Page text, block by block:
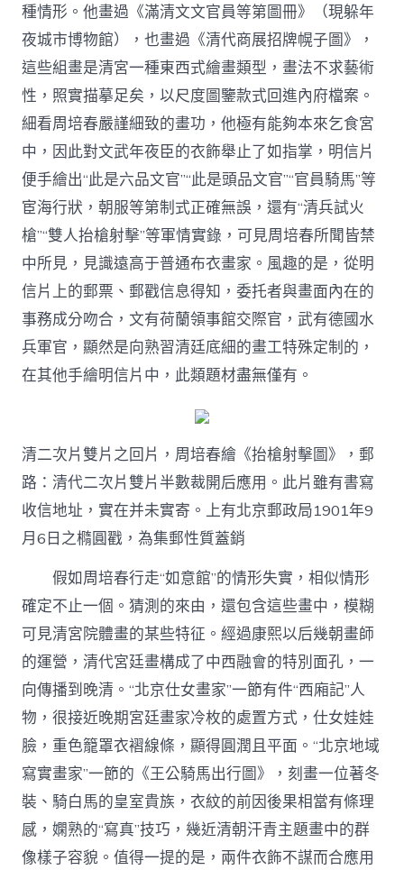
種情形。他畫過《滿清文文官員等第圖冊》（現躲年
夜城市博物館），也畫過《清代商展招牌幌子圖》，
這些組畫是清宮一種東西式繪畫類型，畫法不求藝術
性，照實描摹足矣，以尺度圖鑒款式回進內府檔案。
細看周培春嚴謹細致的畫功，他極有能夠本來乞食宮
中，因此對文武年夜臣的衣飾舉止了如指掌，明信片
便手繪出“此是六品文官”“此是頭品文官”“官員騎馬”等
宦海行狀，朝服等第制式正確無誤，還有“清兵試火
槍”“雙人抬槍射擊”等軍情實錄，可見周培春所聞皆禁
中所見，見識遠高于普通布衣畫家。風趣的是，從明
信片上的郵票、郵戳信息得知，委托者與畫面內在的
事務成分吻合，文有荷蘭領事館交際官，武有德國水
兵軍官，顯然是向熟習清廷底細的畫工特殊定制的，
在其他手繪明信片中，此類題材盡無僅有。
清二次片雙片之回片，周培春繪《抬槍射擊圖》，郵
路：清代二次片雙片半數裁開后應用。此片雖有書寫
收信地址，實在并未實寄。上有北京郵政局1901年9
月6日之橢圓戳，為集郵性質蓋銷
假如周培春行走“如意館”的情形失實，相似情形
確定不止一個。猜測的來由，還包含這些畫中，模糊
可見清宮院體畫的某些特征。經過康熙以后幾朝畫師
的運營，清代宮廷畫構成了中西融會的特別面孔，一
向傳播到晚清。“北京仕女畫家”一節有件“西廂記”人
物，很接近晚期宮廷畫家冷枚的處置方式，仕女娃娃
臉，重色籠罩衣褶線條，顯得圓潤且平面。“北京地域
寫實畫家”一節的《王公騎馬出行圖》，刻畫一位著冬
裝、騎白馬的皇室貴族，衣紋的前因後果相當有條理
感，嫻熟的“寫真”技巧，幾近清朝汗青主題畫中的群
像樣子容貌。值得一提的是，兩件衣飾不謀而合應用